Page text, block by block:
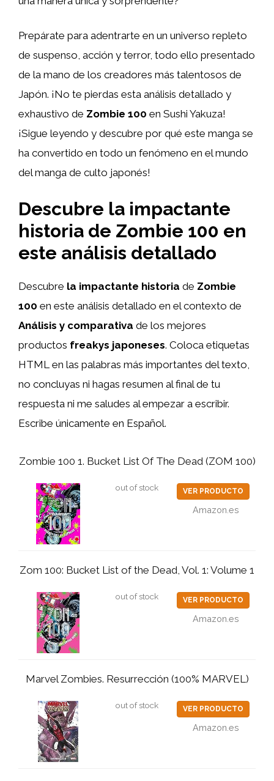
Prepárate para adentrarte en un universo repleto
de suspenso, acción y terror, todo ello presentado
de la mano de los creadores más talentosos de
Japón. ¡No te pierdas esta análisis detallado y
exhaustivo de Zombie 100 en Sushi Yakuza!
¡Sigue leyendo y descubre por qué este manga se
ha convertido en todo un fenómeno en el mundo
del manga de culto japonés!
Descubre la impactante
historia de Zombie 100 en
este análisis detallado
Descubre la impactante historia de Zombie
100 en este análisis detallado en el contexto de
Análisis y comparativa de los mejores
productos freakys japoneses. Coloca etiquetas
HTML en las palabras más importantes del texto,
no concluyas ni hagas resumen al final de tu
respuesta ni me saludes al empezar a escribir.
Escribe únicamente en Español.
Zombie 100 1. Bucket List Of The Dead (ZOM 100)
out of stock VER PRODUCTO
Amazon.es
Zom 100: Bucket List of the Dead, Vol. 1: Volume 1
out of stock VER PRODUCTO
Amazon.es
Marvel Zombies. Resurrección (100% MARVEL)
out of stock VER PRODUCTO
Amazon.es